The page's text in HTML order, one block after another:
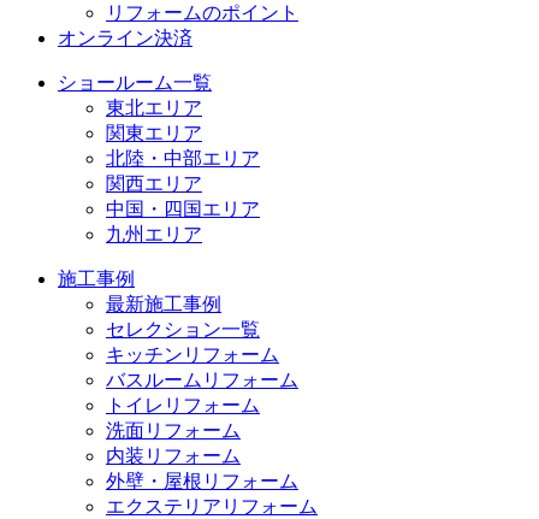
リフォームのポイント
オンライン決済
ショールーム一覧
東北エリア
関東エリア
北陸・中部エリア
関西エリア
中国・四国エリア
九州エリア
施工事例
最新施工事例
セレクション一覧
キッチンリフォーム
バスルームリフォーム
トイレリフォーム
洗面リフォーム
内装リフォーム
外壁・屋根リフォーム
エクステリアリフォーム